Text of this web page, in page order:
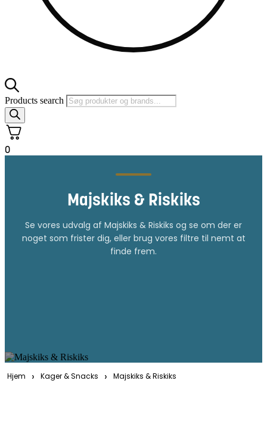
Products search
0
Majskiks & Riskiks
Se vores udvalg af Majskiks & Riskiks og se om der er
noget som frister dig, eller brug vores filtre til nemt at
finde frem.
Hjem › Kager & Snacks › Majskiks & Riskiks